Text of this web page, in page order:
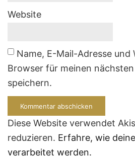
Website
Name, E-Mail-Adresse und
Browser für meinen
speichern.
Diese Website verwendet
reduzieren. Erfahre, wie
verarbeitet werden.